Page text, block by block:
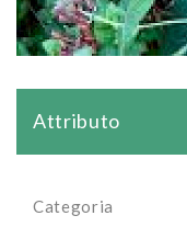
Attributo
Categoria